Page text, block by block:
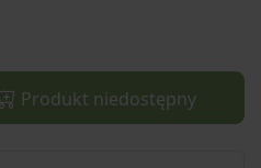
Produkt niedostępny